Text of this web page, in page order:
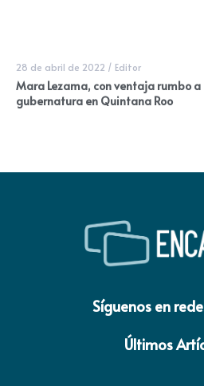
28 de abril de 2022 / Editor
Mara Lezama, con ventaja rumbo
gubernatura en Quintana Roo
Síguenos en
Últimos